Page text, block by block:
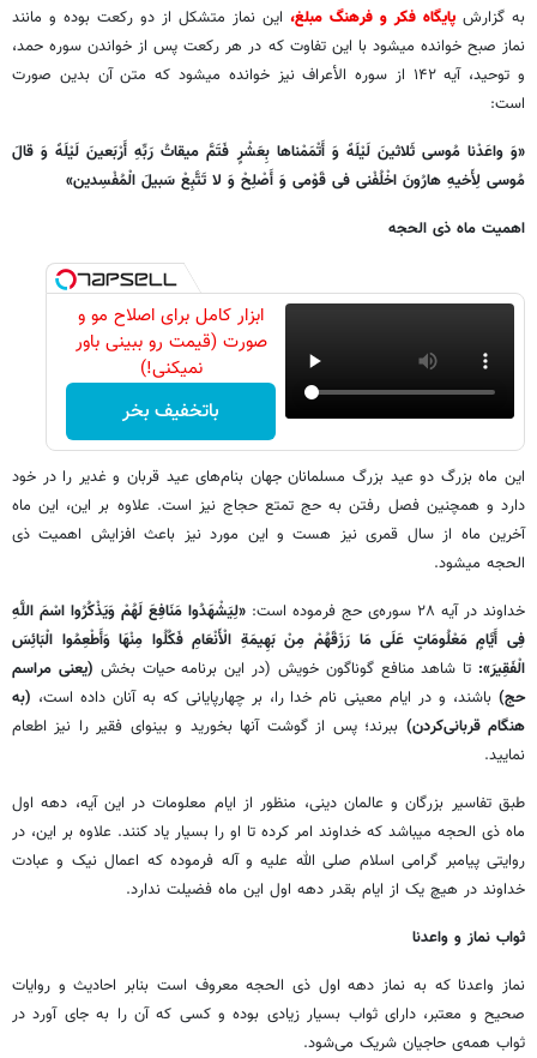
به گزارش پایگاه فکر و فرهنگ مبلغ، این نماز متشکل از دو رکعت بوده و مانند
نماز صبح خوانده میشود با این تفاوت که در هر رکعت پس از خواندن سوره حمد،
و توحید، آیه ۱۴۲ از سوره الأعراف نیز خوانده میشود که متن آن بدین صورت
است:
«وَ واعَدْنا مُوسی ثَلاثینَ لَیْلَهً وَ أَتْمَمْناها بِعَشْرٍ فَتَمَّ میقاتُ رَبِّهِ أَرْبَعینَ لَیْلَهً وَ قالَ
مُوسی لِأَخیهِ هارُونَ اخْلُفْنی فی قَوْمی وَ أَصْلِحْ وَ لا تَتَّبِعْ سَبیلَ الْمُفْسِدین»
اهمیت ماه ذی الحجه
ابزار کامل برای اصلاح مو و
صورت (قیمت رو ببینی باور
نمیکنی!)
باتخفیف بخر
این ماه بزرگ دو عید بزرگ مسلمانان جهان بنام‌های عید قربان و غدیر را در خود
دارد و همچنین فصل رفتن به حج تمتع حجاج نیز است. علاوه بر این، این ماه
آخرین ماه از سال قمری نیز هست و این مورد نیز باعث افزایش اهمیت ذی
الحجه میشود.
خداوند در آیه ۲۸ سوره‌ی حج فرموده است:
«لِیَشْهَدُوا مَنَافِعَ لَهُمْ وَیَذْکُرُوا اسْمَ اللَّهِ
فِی أَیَّامٍ مَعْلُومَاتٍ عَلَی مَا رَزَقَهُمْ مِنْ بَهِیمَةِ الْأَنْعَامِ فَکُلُوا مِنْهَا وَأَطْعِمُوا الْبَائِسَ
الْفَقِیرَ»: تا شاهد منافع گوناگون خویش (در این برنامه حیات بخش (یعنی مراسم
حج) باشند، و در ایام معینی نام خدا را، بر چهارپایانی که به آنان داده است، (به
هنگام قربانی‌کردن) ببرند؛ پس از گوشت آنها بخورید و بینوای فقیر را نیز اطعام
نمایید.
طبق تفاسیر بزرگان و عالمان دینی، منظور از ایام معلومات در این آیه، دهه اول
ماه ذی الحجه میباشد که خداوند امر کرده تا او را بسیار یاد کنند. علاوه بر این، در
روایتی پیامبر گرامی اسلام صلی الله علیه و آله فرموده که اعمال نیک و عبادت
خداوند در هیچ یک از ایام بقدر دهه اول این ماه فضیلت ندارد.
ثواب نماز و واعدنا
نماز واعدنا که به نماز دهه اول ذی الحجه معروف است بنابر احادیث و روایات
صحیح و معتبر، دارای ثواب بسیار زیادی بوده و کسی که آن را به جای آورد در
ثواب همه‌ی حاجیان شریک می‌شود.